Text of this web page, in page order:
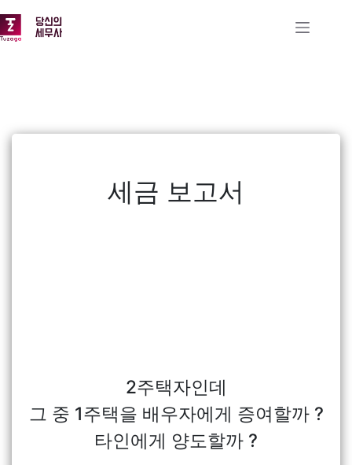
건너뛰기
세금 보고서
2주택자인데
그 중 1주택을 배우자에게 증여할까 ?
타인에게 양도할까 ?